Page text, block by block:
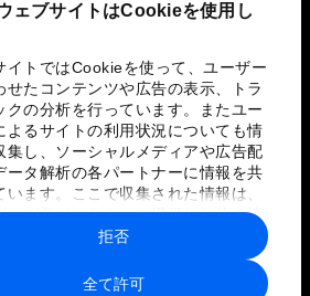
ェブサイトはCookieを使用し
イトではCookieを使って、ユーザー
せたコンテンツや広告の表示、トラ
クの分析を行っています。またユー
よるサイトの利用状況についても情
集し、ソーシャルメディアや広告配
ータ解析の各パートナーに情報を共
います。ここで収集された情報は、
ーが各パートナーに提供した他の情
パートナーのサービスを使用した際
された情報と組み合わされ、各パー
によって使用されることがありま
全て許可
拒否